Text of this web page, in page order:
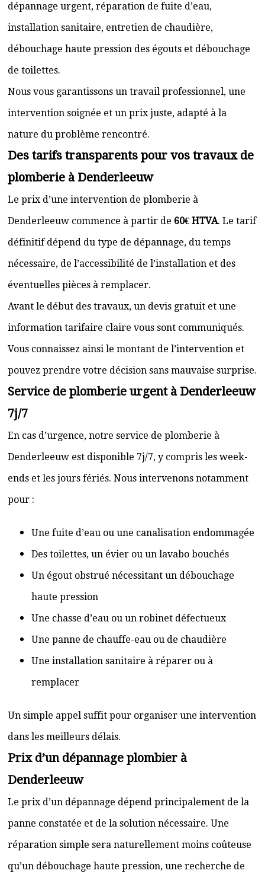
dépannage urgent, réparation de fuite d’eau,
installation sanitaire, entretien de chaudière,
débouchage haute pression des égouts et débouchage
de toilettes.
Nous vous garantissons un travail professionnel, une
intervention soignée et un prix juste, adapté à la
nature du problème rencontré.
Des tarifs transparents pour vos travaux de
plomberie à Denderleeuw
Le prix d’une intervention de plomberie à
Denderleeuw commence à partir de 60€ HTVA. Le tarif
définitif dépend du type de dépannage, du temps
nécessaire, de l’accessibilité de l’installation et des
éventuelles pièces à remplacer.
Avant le début des travaux, un devis gratuit et une
information tarifaire claire vous sont communiqués.
Vous connaissez ainsi le montant de l’intervention et
pouvez prendre votre décision sans mauvaise surprise.
Service de plomberie urgent à Denderleeuw
7j/7
En cas d’urgence, notre service de plomberie à
Denderleeuw est disponible 7j/7, y compris les week-
ends et les jours fériés. Nous intervenons notamment
pour :
Une fuite d’eau ou une canalisation endommagée
Des toilettes, un évier ou un lavabo bouchés
Un égout obstrué nécessitant un débouchage
haute pression
Une chasse d’eau ou un robinet défectueux
Une panne de chauffe-eau ou de chaudière
Une installation sanitaire à réparer ou à
remplacer
Un simple appel suffit pour organiser une intervention
dans les meilleurs délais.
Prix d’un dépannage plombier à
Denderleeuw
Le prix d’un dépannage dépend principalement de la
panne constatée et de la solution nécessaire. Une
réparation simple sera naturellement moins coûteuse
qu’un débouchage haute pression, une recherche de